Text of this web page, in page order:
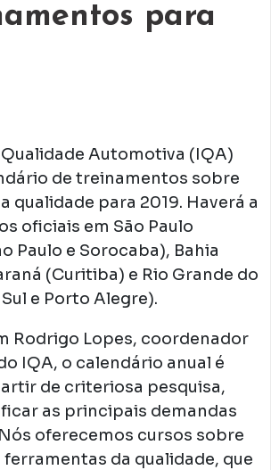
para
Automotiva (IQA)
de treinamentos sobre
qualidade para 2019. Haverá a
oficiais em São Paulo
Paulo e Sorocaba), Bahia
(Curitiba) e Rio Grande do
e Porto Alegre).
Rodrigo Lopes, coordenador
IQA, o calendário anual é
de criteriosa pesquisa,
as principais demandas
oferecemos cursos sobre
ferramentas da qualidade, que